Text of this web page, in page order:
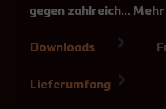
gegen zahlreich… Mehr
Downloads
Lieferumfang